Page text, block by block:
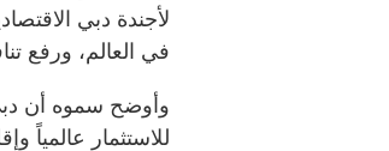
في العالم، ورفع
وأوضح سموه أن
للاستثمار عالمياً